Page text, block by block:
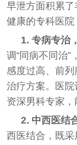
早泄方面积累
健康的专科医院
1. 专病专治
调“同病不同治
感度过高、前
治疗方案。医
资深男科专家，
2. 中西医结
西医结合，既